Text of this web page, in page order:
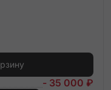
- 35 000 ₽